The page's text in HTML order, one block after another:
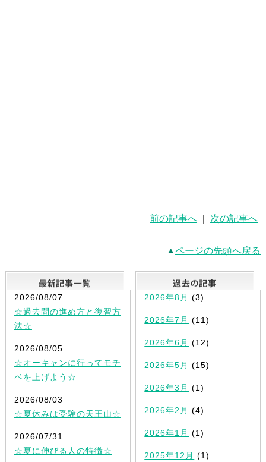
前の記事へ 次の記事へ
ページの先頭へ戻る
最新記事一覧
2026/08/07
☆過去問の進め方と復習方
法☆
2026/08/05
☆オーキャンに行ってモチ
ベを上げよう☆
2026/08/03
☆夏休みは受験の天王山☆
2026/07/31
☆夏に伸びる人の特徴☆
2026年8月 (3)
2026年7月 (11)
2026年6月 (12)
2026年5月 (15)
2026年3月 (1)
2026年2月 (4)
2026年1月 (1)
2025年12月 (1)